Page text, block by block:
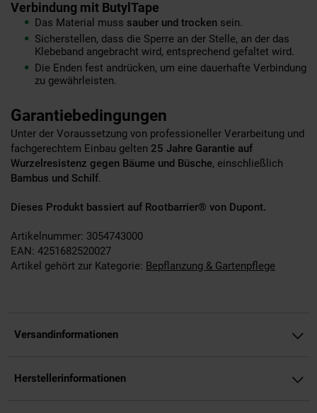
Verbindung mit ButylTape
Das Material muss sauber und trocken sein.
Sicherstellen, dass die Sperre an der Stelle, an der das
Klebeband angebracht wird, entsprechend gefaltet wird.
Die Enden fest andrücken, um eine dauerhafte Verbindung
zu gewährleisten.
Garantiebedingungen
Unter der Voraussetzung von professioneller Verarbeitung und
fachgerechtem Einbau gelten 25 Jahre Garantie auf
Wurzelresistenz gegen Bäume und Büsche, einschließlich
Bambus und Schilf.
Dieses Produkt bassiert auf Rootbarrier® von Dupont.
Artikelnummer: 3054743000
EAN: 4251682520027
Artikel gehört zur Kategorie: Bepflanzung & Gartenpflege
Versandinformationen
Herstellerinformationen